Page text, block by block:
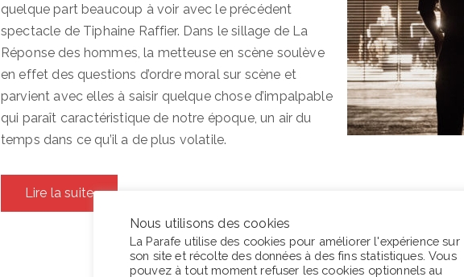
quelque part beaucoup à voir avec le précédent
spectacle de Tiphaine Raffier. Dans le sillage de La
Réponse des hommes, la metteuse en scène soulève
en effet des questions d’ordre moral sur scène et
parvient avec elles à saisir quelque chose d’impalpable
qui paraît caractéristique de notre époque, un air du
temps dans ce qu’il a de plus volatile.
Lire la suite
Nous utilisons des cookies
La Parafe utilise des cookies pour améliorer l'expérience sur
son site et récolte des données à des fins statistiques. Vous
pouvez à tout moment refuser les cookies optionnels au